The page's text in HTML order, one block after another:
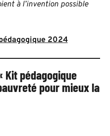
à l’invention possible
2024
Kit pédagogique
pour mieux la